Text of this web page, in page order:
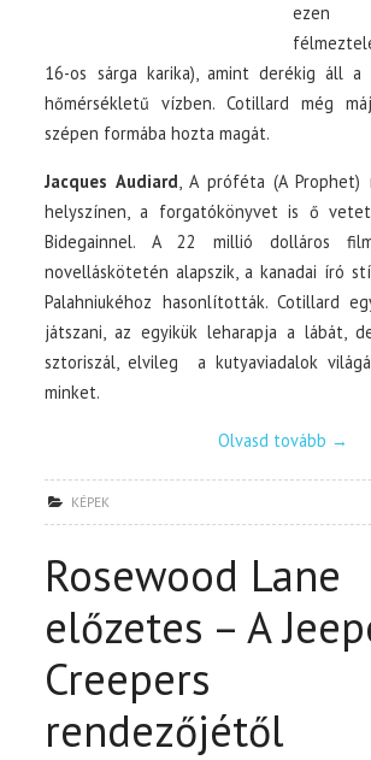
ezen
16-os sárga karika), amint derékig áll a
hőmérsékletű vízben. Cotillard még
szépen formába hozta magát.
Jacques Audiard, A próféta (A
helyszínen, a forgatókönyvet is ő
Bidegainnel. A 22 millió dolláros
novelláskötetén alapszik, a kanadai író
Palahniukéhoz hasonlították. Cotillard
játszani, az egyikük leharapja a lábát,
sztoriszál, elvileg a kutyaviadalok
minket.
Olvasd tovább →
KÉPEK
Rosewood Lane
előzetes – A
Creepers
rendezőjétől